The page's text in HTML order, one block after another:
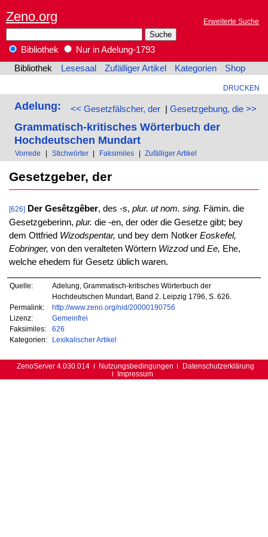
Zeno.org Erweiterte Suche
Bibliothek
Nur in Adelung-1793
Bibliothek
Lesesaal Zufälliger Artikel Kategorien Shop
DRUCKEN
<< Gesetzfälscher, der| Gesetzgebung, die >>
Adelung:
Grammatisch-kritisches Wörterbuch der
Hochdeutschen Mundart
Vorrede | Stichwörter | Faksimiles | Zufälliger Artikel
Gesetzgeber, der
[626] Der Gesêtzgêber, des -s, plur. ut nom. sing. Fämin. die
Gesetzgeberinn, plur. die -en, der oder die Gesetze gibt; bey
dem Ottfried Wizodspentar, und bey dem Notker Eoskefel,
Eobringer, von den veralteten Wörtern Wizzodund Ee, Ehe,
welche ehedem für Gesetz üblich waren.
Quelle:
Adelung, Grammatisch-kritisches Wörterbuch der
Hochdeutschen Mundart, Band 2. Leipzig 1796, S. 626.
Permalink:
http://www.zeno.org/nid/20000190756
Lizenz:
Gemeinfrei
Faksimiles:
626
Kategorien:
Lexikalischer Artikel
ZenoServer 4.030.014 Nutzungsbedingungen
Datenschutzerklärung
Impressum